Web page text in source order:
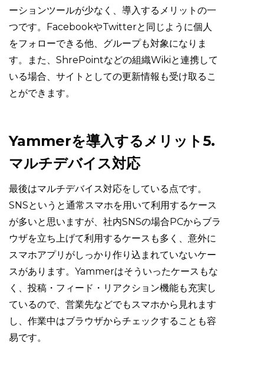
ーションツールが少なく、導入するメリットの一
つです。FacebookやTwitterと同じように個人
をフォローできる他、グループも対象になりま
す。また、ShrePointなどの組織Wikiと連携して
いる場合、サイトとしての更新情報も受け取るこ
とができます。
Yammerを導入するメリット5.
マルチデバイス対応
最後はマルチデバイス対応をしている点です。
SNSというと通常スマホを用いて利用するケース
が多いと思いますが、社内SNSの場合PCからブラ
ウザを立ち上げて利用するケースも多く、意外に
スマホアプリがしっかり作り込まれていないケー
スがあります。Yammerはそういったケースもな
く、投稿・フィード・リアクション機能も充実し
ているので、営業先などでもスマホから見れます
し、作業中はブラウザからチェックすることも容
易です。